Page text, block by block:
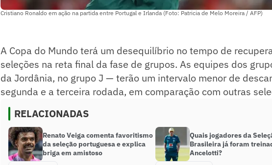
Cristiano Ronaldo em ação na partida entre Portugal e Irlanda (Foto: Patricia de Melo Moreira / AFP)
A Copa do Mundo terá um desequilíbrio no tempo de
seleções na reta final da fase de grupos. As equipes dos
da Jordânia, no grupo J — terão um intervalo menor de
segunda e a terceira rodada, em comparação com outras
RELACIONADAS
Renato Veiga comenta favoritismo
da seleção portuguesa e explica
briga em amistoso
Quais jogadores da
Brasileira já foram
Ancelotti?